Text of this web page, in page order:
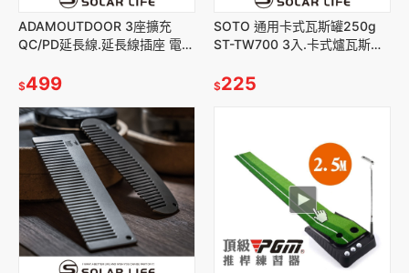
ADAMOUTDOOR 3座擴充
QC/PD延長線.延長線插座 電源
延長線 新安規認證
$499
SOTO 通用卡式瓦斯罐250g
ST-TW700 3入.卡式爐瓦斯罐
瓶 液態丁烷瓦斯
$225